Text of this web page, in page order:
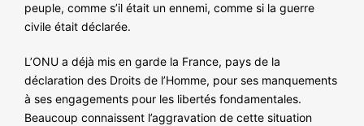
peuple, comme s’il était un ennemi, comme si la guerre
civile était déclarée.
L’ONU a déjà mis en garde la France, pays de la
déclaration des Droits de l’Homme, pour ses manquements
à ses engagements pour les libertés fondamentales.
Beaucoup connaissent l’aggravation de cette situation